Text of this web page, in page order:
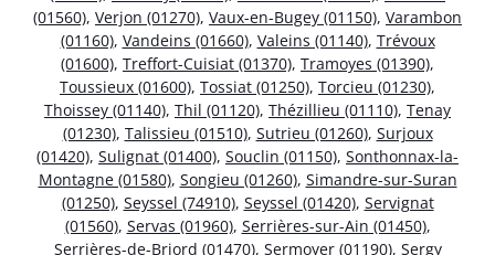
(01560), Verjon (01270), Vaux-en-Bugey (01150), Varambon
(01160), Vandeins (01660), Valeins (01140), Trévoux
(01600), Treffort-Cuisiat (01370), Tramoyes (01390),
Toussieux (01600), Tossiat (01250), Torcieu (01230),
Thoissey (01140), Thil (01120), Thézillieu (01110), Tenay
(01230), Talissieu (01510), Sutrieu (01260), Surjoux
(01420), Sulignat (01400), Souclin (01150), Sonthonnax-la-
Montagne (01580), Songieu (01260), Simandre-sur-Suran
(01250), Seyssel (74910), Seyssel (01420), Servignat
(01560), Servas (01960), Serrières-sur-Ain (01450),
Serrières-de-Briord (01470), Sermoyer (01190), Sergy